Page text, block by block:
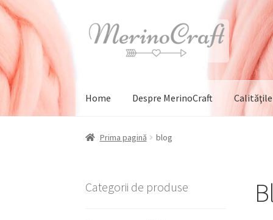
Sari
la
Sari
la
Home Despre MerinoCraft
Prima pagină blog
Categorii de produse